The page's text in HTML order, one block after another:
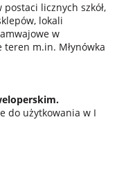
postaci licznych szkół,
lokali
w
m.in. Młynówka
do użytkowania w I